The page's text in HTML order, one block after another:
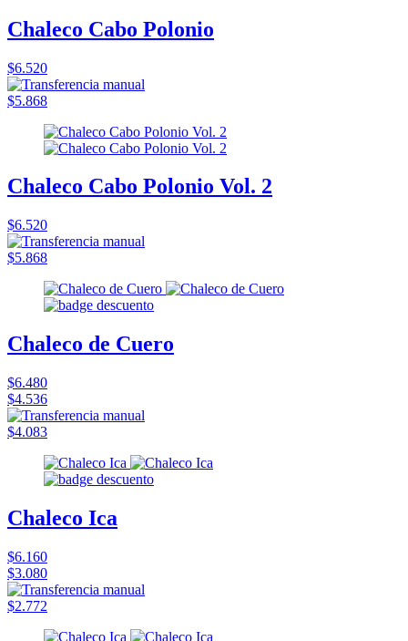
Chaleco Cabo Polonio
$6.520
$5.868
Chaleco Cabo Polonio Vol. 2
$6.520
$5.868
Chaleco de Cuero
$6.480
$4.536
$4.083
Chaleco Ica
$6.160
$3.080
$2.772